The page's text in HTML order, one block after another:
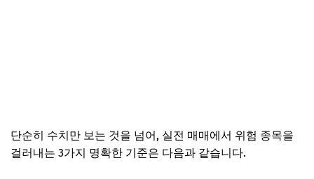
단순히 수치만 보는 것을 넘어, 실전 매매에서 위험 종목을
걸러내는 3가지 명확한 기준은 다음과 같습니다.